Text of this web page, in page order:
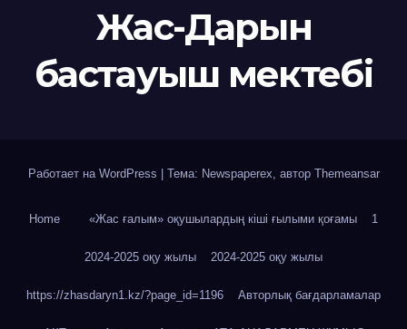
Жас-Дарын
бастауыш мектебі
Работает на WordPress | Тема: Newspaperex, автор Themeansar
Home «Жас ғалым» оқушылардың кіші ғылыми қоғамы 1
2024-2025 оқу жылы 2024-2025 оқу жылы
https://zhasdaryn1.kz/?page_id=1196 Авторлық бағдарламалар